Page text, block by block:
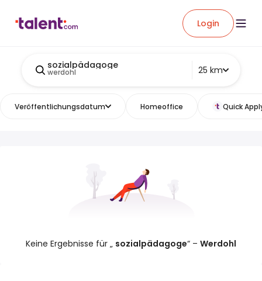
Login
sozialpädagoge
werdohl 25 km
Veröffentlichungsdatum Homeoffice Quick
Keine Ergebnisse für „ sozialpädagoge“ – Werdohl